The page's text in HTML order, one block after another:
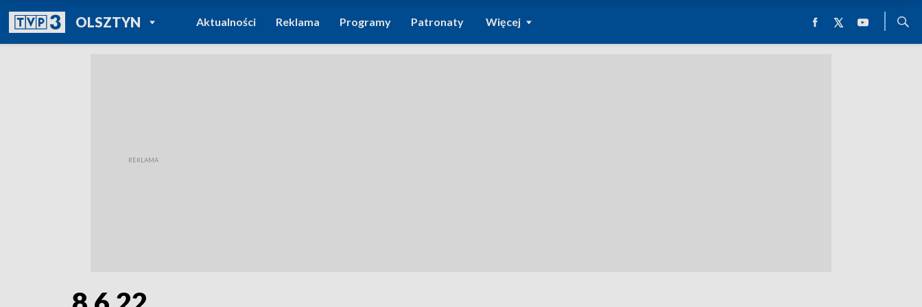
OLSZTYNPOWRÓT DO
TVP REGIONY
Aktualności Reklama Programy Patronaty Więcej